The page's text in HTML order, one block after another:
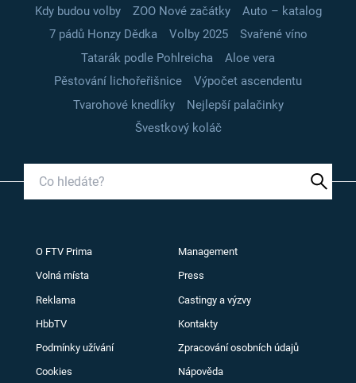
Kdy budou volby
ZOO Nové začátky
Auto – katalog
7 pádů Honzy Dědka
Volby 2025
Svařené víno
Tatarák podle Pohlreicha
Aloe vera
Pěstování lichořeřišnice
Výpočet ascendentu
Tvarohové knedlíky
Nejlepší palačinky
Švestkový koláč
O FTV Prima Management
Volná místa Press
Reklama Castingy a výzvy
HbbTV Kontakty
Podmínky užívání Zpracování osobních údajů
Cookies Nápověda